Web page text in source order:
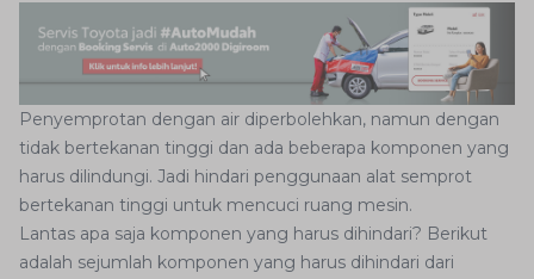
Penyemprotan dengan air diperbolehkan, namun dengan
tidak bertekanan tinggi dan ada beberapa komponen yang
harus dilindungi. Jadi hindari penggunaan alat semprot
bertekanan tinggi untuk mencuci ruang mesin.
Lantas apa saja komponen yang harus dihindari? Berikut
adalah sejumlah komponen yang harus dihindari dari